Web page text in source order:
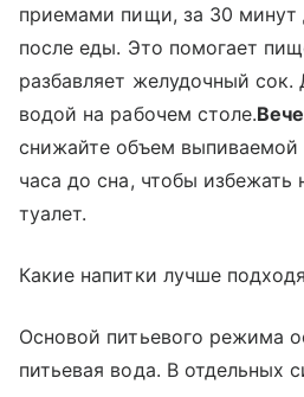
приемами пищи, за 30 минут
после еды. Это помогает
разбавляет желудочный
водой на рабочем столе.
снижайте объем
часа до сна, чтобы избежать
туалет.
Какие напитки лучше
Основой питьевого режима
питьевая вода. В отдельных